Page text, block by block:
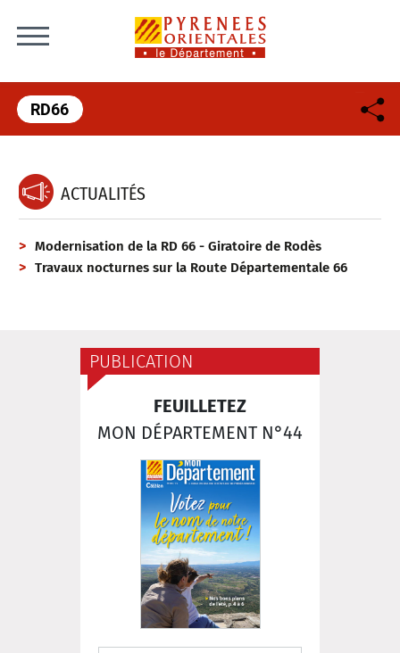
RD66
ACTUALITÉS
Modernisation de la RD 66 - Giratoire de Rodès
Travaux nocturnes sur la Route Départementale 66
PUBLICATION
FEUILLETEZ
MON DÉPARTEMENT N°44